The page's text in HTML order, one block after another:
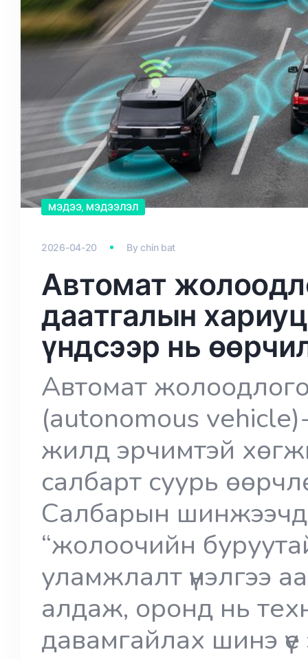
МЭДЭЭ, МЭДЭЭЛЭЛ
2026-04-20 Bychin bat
Автомат
даатгалын
үндсээр нь
Автомат
(autonomous
жилд эрчимтэй
салбарт суурь
Салбарын
“жолоочийн
уламжлалт үнэлгээ
алдаж, оронд нь
давамгайлах шинэ